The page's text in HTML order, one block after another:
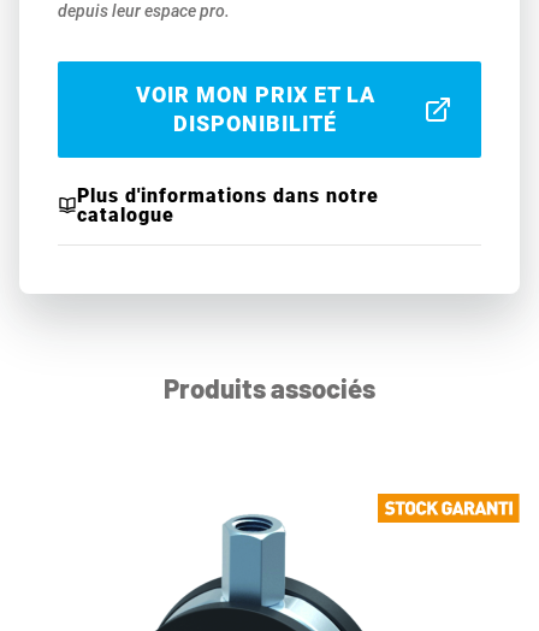
depuis leur espace pro.
VOIR MON PRIX ET LA
DISPONIBILITÉ
Plus d'informations dans notre
catalogue
Produits associés